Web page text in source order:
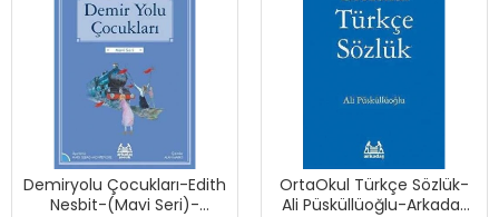
Demiryolu Çocukları-Edith
Nesbit-(Mavi Seri)-
OrtaOkul Türkçe Sözlük-
Ali Püsküllüoğlu-Arkadaş